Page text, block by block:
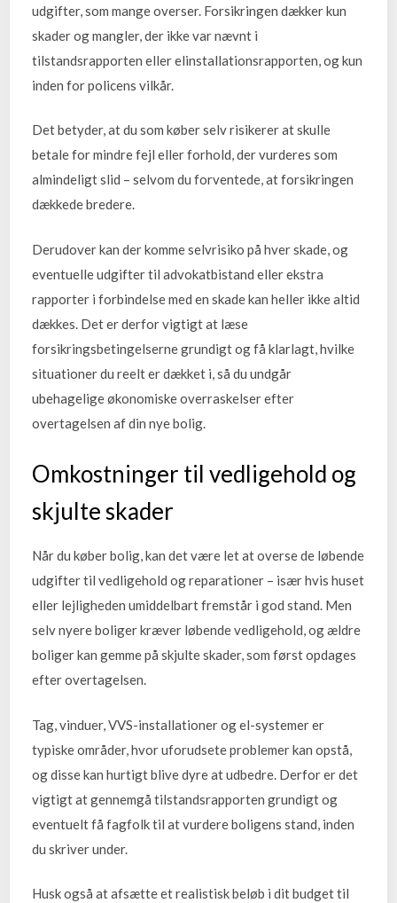
udgifter, som mange overser. Forsikringen dækker kun
skader og mangler, der ikke var nævnt i
tilstandsrapporten eller elinstallationsrapporten, og kun
inden for policens vilkår.
Det betyder, at du som køber selv risikerer at skulle
betale for mindre fejl eller forhold, der vurderes som
almindeligt slid – selvom du forventede, at forsikringen
dækkede bredere.
Derudover kan der komme selvrisiko på hver skade, og
eventuelle udgifter til advokatbistand eller ekstra
rapporter i forbindelse med en skade kan heller ikke altid
dækkes. Det er derfor vigtigt at læse
forsikringsbetingelserne grundigt og få klarlagt, hvilke
situationer du reelt er dækket i, så du undgår
ubehagelige økonomiske overraskelser efter
overtagelsen af din nye bolig.
Omkostninger til vedligehold og
skjulte skader
Når du køber bolig, kan det være let at overse de løbende
udgifter til vedligehold og reparationer – især hvis huset
eller lejligheden umiddelbart fremstår i god stand. Men
selv nyere boliger kræver løbende vedligehold, og ældre
boliger kan gemme på skjulte skader, som først opdages
efter overtagelsen.
Tag, vinduer, VVS-installationer og el-systemer er
typiske områder, hvor uforudsete problemer kan opstå,
og disse kan hurtigt blive dyre at udbedre. Derfor er det
vigtigt at gennemgå tilstandsrapporten grundigt og
eventuelt få fagfolk til at vurdere boligens stand, inden
du skriver under.
Husk også at afsætte et realistisk beløb i dit budget til